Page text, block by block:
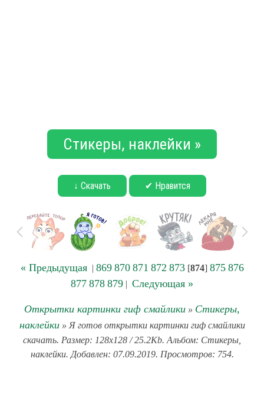
Стикеры, наклейки »
↓ Скачать ✔ Нравится
« Предыдущая| 869 870 871 872 873[874] 875 876
877 878 879 | Следующая »
Открытки картинки гиф смайлики » Стикеры,
наклейки» Я готов открытки картинки гиф смайлики
скачать. Размер: 128x128 / 25.2Kb. Альбом: Стикеры,
наклейки. Добавлен: 07.09.2019. Просмотров: 754.